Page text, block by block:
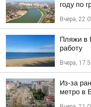
году по
Вчера,
Пляжи в
работу
Вчера,
Из-за
метро в